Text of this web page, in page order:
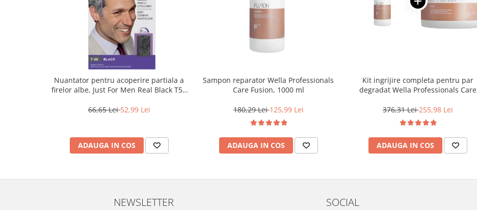
Nuantator pentru acoperire partiala a
firelor albe, Just For Men Real Black T55
66,65 Lei52,99 Lei
ADAUGA IN COS
Sampon reparator Wella Professionals
Care Fusion, 1000 ml
180,29 Lei125,99 Lei
ADAUGA IN COS
Kit ingrijire completa pentru par
degradat Wella Professionals Care
376,31 Lei255,98 Lei
ADAUGA IN COS
NEWSLETTER SOCIAL